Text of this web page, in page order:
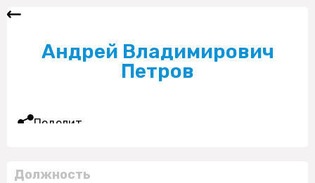
Андрей Владимирович
Петров
Поделиться
Должность